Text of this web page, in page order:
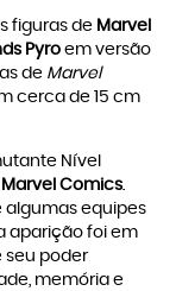
figuras de Marvel
Pyro em versão
de Marvel
cerca de 15 cm
Nível
Marvel Comics.
algumas equipes
aparição foi em
seu poder
memória e